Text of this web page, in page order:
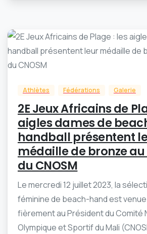
Athlètes Fédérations Galerie
2E Jeux Africains de
aigles dames de
handball présentent
médaille de bronze
du CNOSM
Le mercredi 12 juillet 2023, la
féminine de beach-hand est
fièrement au Président du Comité
Olympique et Sportif du Mali